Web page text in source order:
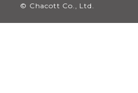
© Chacott Co., Ltd.